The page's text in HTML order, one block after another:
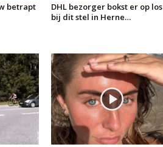
betrapt
DHL bezorger bokst er op los
bij dit stel in Herne…